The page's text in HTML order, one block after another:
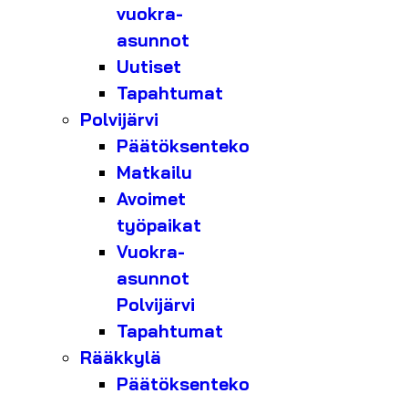
vuokra-
asunnot
Uutiset
Tapahtumat
Polvijärvi
Päätöksenteko
Matkailu
Avoimet
työpaikat
Vuokra-
asunnot
Polvijärvi
Tapahtumat
Rääkkylä
Päätöksenteko